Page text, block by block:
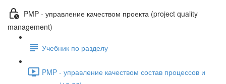
PMP - управление качеством проекта (project quality
management)
Учебник по разделу
PMP - управление качеством состав процессов и